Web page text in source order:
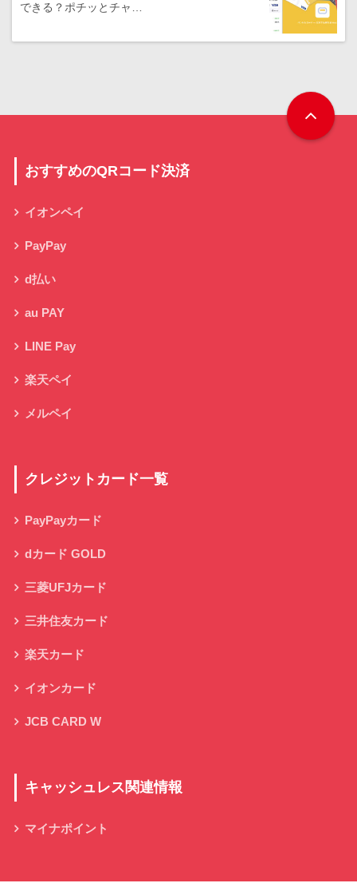
できる？ポチッとチャ…
おすすめのQRコード決済
イオンペイ
PayPay
d払い
au PAY
LINE Pay
楽天ペイ
メルペイ
クレジットカード一覧
PayPayカード
dカード GOLD
三菱UFJカード
三井住友カード
楽天カード
イオンカード
JCB CARD W
キャッシュレス関連情報
マイナポイント